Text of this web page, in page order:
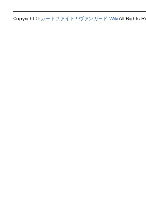
Copyright © カードファイト!! ヴァンガード WikiAll Rights